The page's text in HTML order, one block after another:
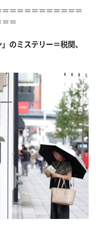
＝＝＝＝＝＝＝＝＝＝
＝＝
のミステリー＝税関、